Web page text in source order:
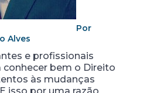
Por
Alves
e profissionais
bem o Direito
às mudanças